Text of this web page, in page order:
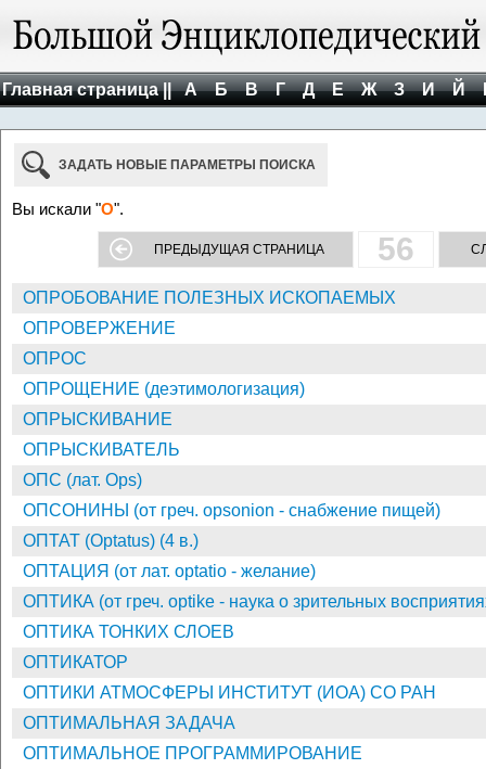
Главная страница || А Б В Г Д Е Ж З И Й
ЗАДАТЬ НОВЫЕ ПАРАМЕТРЫ ПОИСКА
Вы искали "О".
ПРЕДЫДУЩАЯ СТРАНИЦА 56
ОПРОБОВАНИЕ ПОЛЕЗНЫХ ИСКОПАЕМЫХ
ОПРОВЕРЖЕНИЕ
ОПРОС
ОПРОЩЕНИЕ (деэтимологизация)
ОПРЫСКИВАНИЕ
ОПРЫСКИВАТЕЛЬ
ОПС (лат. Ops)
ОПСОНИНЫ (от греч. opsonion - снабжение пищей)
ОПТАТ (Optatus) (4 в.)
ОПТАЦИЯ (от лат. optatio - желание)
ОПТИКА (от греч. optike - наука о зрительных
ОПТИКА ТОНКИХ СЛОЕВ
ОПТИКАТОР
ОПТИКИ АТМОСФЕРЫ ИНСТИТУТ (ИОА) СО РАН
ОПТИМАЛЬНАЯ ЗАДАЧА
ОПТИМАЛЬНОЕ ПРОГРАММИРОВАНИЕ